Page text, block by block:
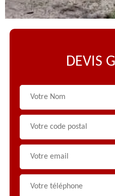
DEVIS